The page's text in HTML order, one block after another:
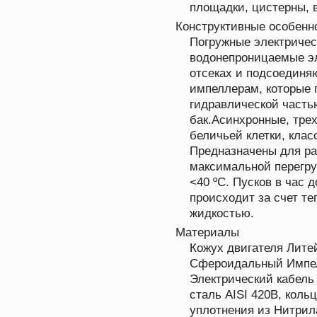
площадки, цистерны,
Конструктивные
Погружные
водонепроницаемые
отсеках и
импеллерам, которые
гидравлической
бак.Асинхронные,
беличьей клетки,
Предназначены для
максимальной
<40 ºC. Пусков в час
происходит за счет
жидкостью.
Материалы
Кожух двигателя
Сфероидальный
Электрический
сталь AISI 420B,
уплотнения из